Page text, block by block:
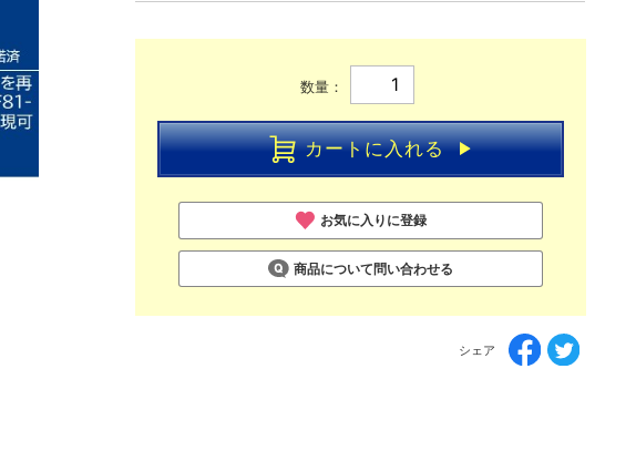
数量：
カートに入れる
お気に入りに登録
商品について問い合わせる
シェア